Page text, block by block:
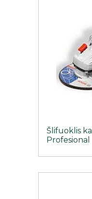
Šlifuoklis
Profesional